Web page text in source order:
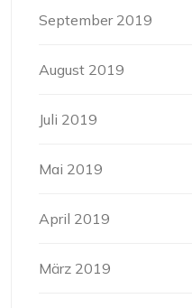
September 2019
August 2019
Juli 2019
Mai 2019
April 2019
März 2019